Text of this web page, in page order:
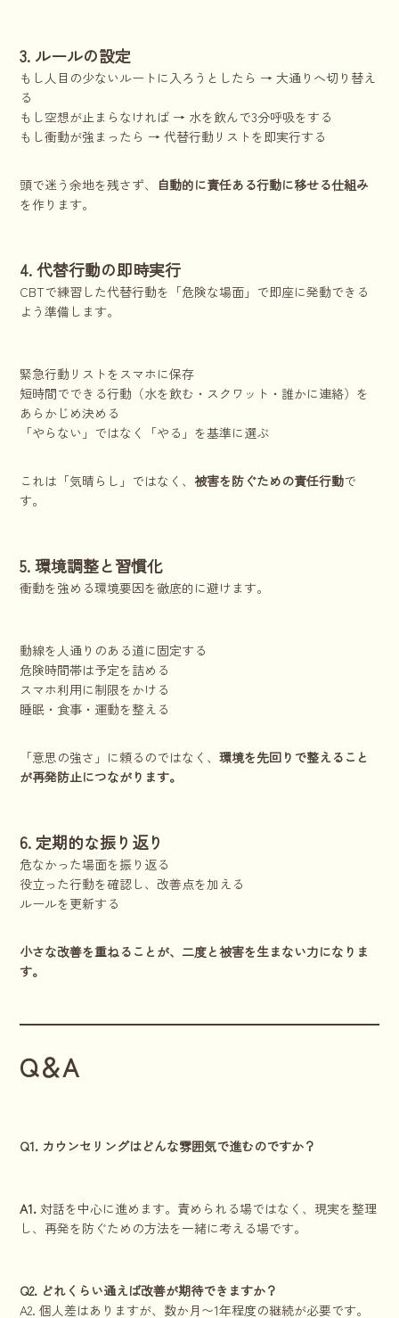
3. ルールの設定
もし人目の少ないルートに入ろうとしたら → 大通りへ切り替え
る
もし空想が止まらなければ → 水を飲んで3分呼吸をする
もし衝動が強まったら → 代替行動リストを即実行する
頭で迷う余地を残さず、
自動的に責任ある行動に移せる仕組み
を作ります。
4. 代替行動の即時実行
CBTで練習した代替行動を「危険な場面」で即座に発動できる
よう準備します。
緊急行動リストをスマホに保存
短時間でできる行動（水を飲む・スクワット・誰かに連絡）を
あらかじめ決める
「やらない」ではなく「やる」を基準に選ぶ
これは「気晴らし」ではなく、被害を防ぐための責任行動で
す。
5. 環境調整と習慣化
衝動を強める環境要因を徹底的に避けます。
動線を人通りのある道に固定する
危険時間帯は予定を詰める
スマホ利用に制限をかける
睡眠・食事・運動を整える
「意思の強さ」に頼るのではなく、環境を先回りで整えること
が再発防止につながります。
6. 定期的な振り返り
危なかった場面を振り返る
役立った行動を確認し、改善点を加える
ルールを更新する
小さな改善を重ねることが、二度と被害を生まない力になりま
す。
Q＆A
Q1. カウンセリングはどんな雰囲気で進むのですか？
A1. 対話を中心に進めます。責められる場ではなく、現実を整理
し、再発を防ぐための方法を一緒に考える場です。
Q2. どれくらい通えば改善が期待できますか？
A2. 個人差はありますが、数か月〜1年程度の継続が必要です。